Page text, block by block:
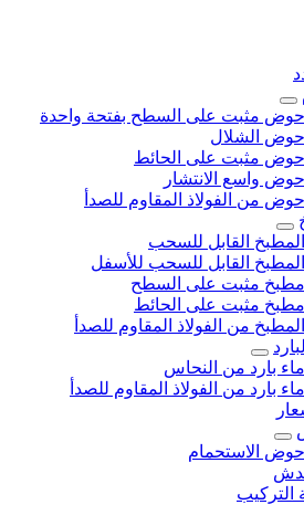
مثبت على السطح بفتحة واحدة
الشلال
مثبت على الحائط
واسع الانتشار
من الفولاذ المقاوم للصدأ
القابل للسحب
القابل للسحب للأسفل
مطبخ مثبت على السطح
مثبت على الحائط
من الفولاذ المقاوم للصدأ
بارد من النحاس
بارد من الفولاذ المقاوم للصدأ
الاستحمام
التركيب